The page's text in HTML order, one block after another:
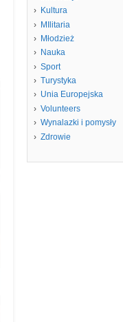
Kultura
MIlitaria
Młodzież
Nauka
Sport
Turystyka
Unia Europejska
Volunteers
Wynalazki i pomysły
Zdrowie